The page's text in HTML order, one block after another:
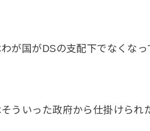
が国がDSの支配下でなくなっ
ういった政府から仕掛けられ